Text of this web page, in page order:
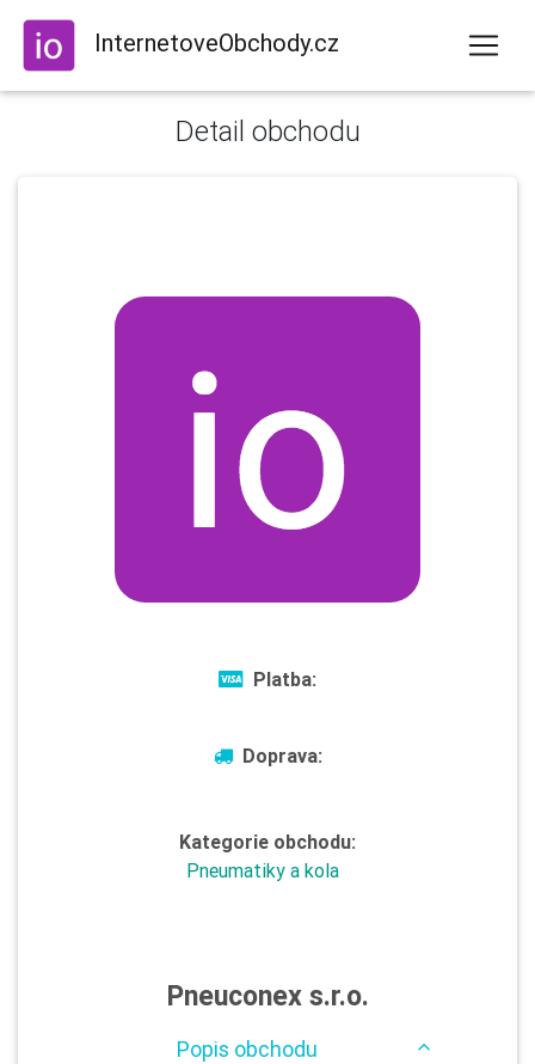
InternetoveObchody.cz
Detail obchodu
Platba:
Doprava:
Kategorie obchodu:
Pneumatiky a kola
Pneuconex s.r.o.
Popis obchodu